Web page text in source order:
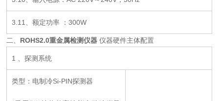
3.11、额定功率 ：300W
二、 ROHS2.0重金属检测仪器 仪器硬件主体配置
1 、探测系统
类型：电制冷Si-PIN探测器